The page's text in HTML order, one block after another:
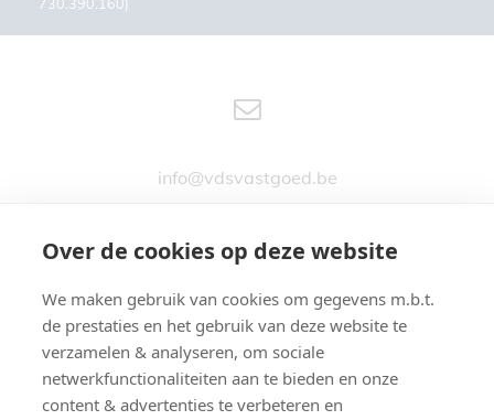
info@vdsvastgoed.be
Stationsstraat 76
9890 GAVERE
Over de cookies op deze website
We maken gebruik van cookies om gegevens m.b.t.
de prestaties en het gebruik van deze website te
verzamelen & analyseren, om sociale
netwerkfunctionaliteiten aan te bieden en onze
content & advertenties te verbeteren en